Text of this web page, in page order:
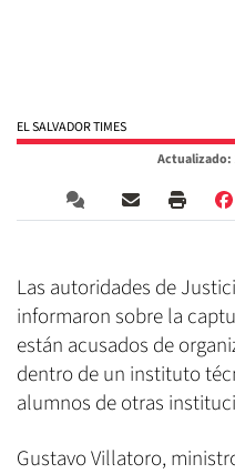
EL SALVADOR TIMES
Actualizado:
Las autoridades de
informaron sobre la
están acusados de
dentro de un instituto
alumnos de otras
Gustavo Villatoro,